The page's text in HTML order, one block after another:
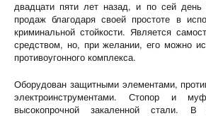
двадцати пяти лет назад, и по сей
продаж благодаря своей простоте в
криминальной стойкости. Является
средством, но, при желании, его можно
противоугонного комплекса.
Оборудован защитными элементами,
электроинструментами. Стопор и
высокопрочной закаленной стали. В